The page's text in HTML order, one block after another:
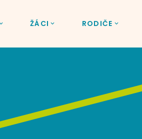
ŽÁCI RODIČE